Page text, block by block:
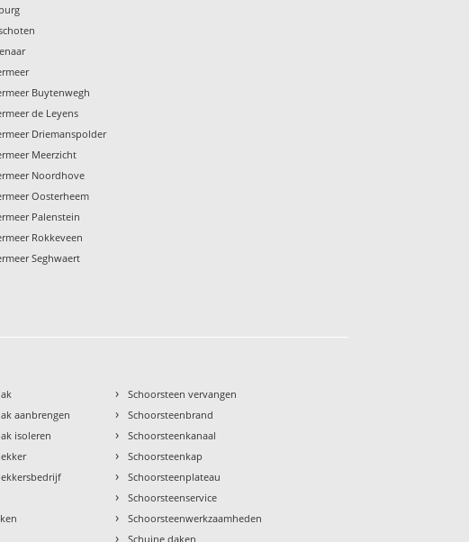
Buytenwegh
de Leyens
Driemanspolder
Meerzicht
Noordhove
Oosterheem
Palenstein
Rokkeveen
Seghwaert
aanbrengen
isoleren
› Schoorsteen vervangen
› Schoorsteenbrand
› Schoorsteenkanaal
› Schoorsteenkap
› Schoorsteenplateau
› Schoorsteenservice
› Schoorsteenwerkzaamheden
› Schuine daken